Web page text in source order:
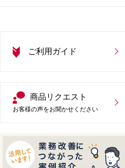
ご利用ガイド
商品リクエスト
お客様の声をお聞かせください